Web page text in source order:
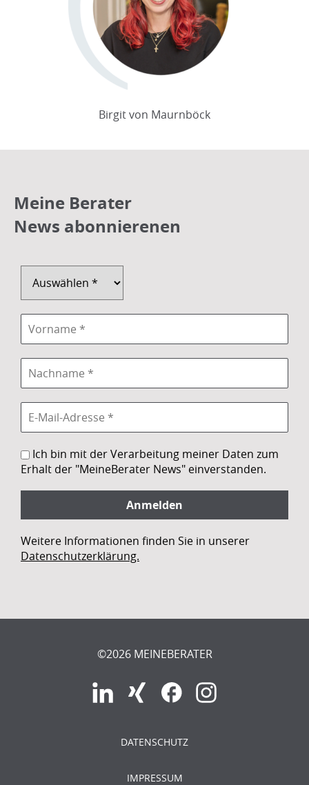
Birgit von Maurnböck
Meine Berater
News abonnierenen
Ich bin mit der Verarbeitung meiner Daten zum
Erhalt der "MeineBerater News" einverstanden.
Weitere Informationen finden Sie in unserer
Datenschutzerklärung.
©2026 MEINEBERATER
DATENSCHUTZ
IMPRESSUM